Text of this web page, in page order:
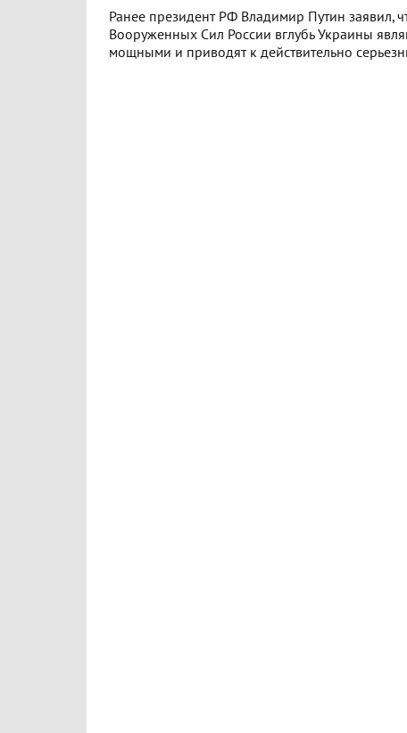
Ранее президент РФ Владимир Путин заявил,
Вооруженных Сил России вглубь Украины
мощными и приводят к действительно